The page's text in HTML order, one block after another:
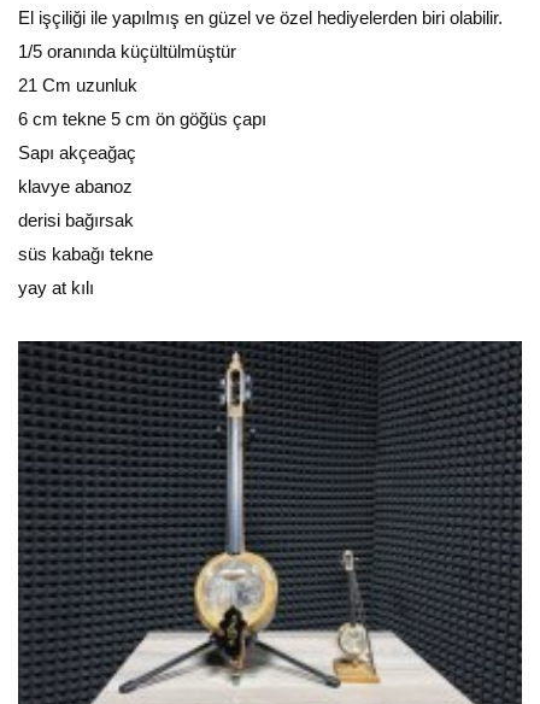
El işçiliği ile yapılmış en güzel ve özel hediyelerden biri olabilir.
1/5 oranında küçültülmüştür
21 Cm uzunluk
6 cm tekne 5 cm ön göğüs çapı
Sapı akçeağaç
klavye abanoz
derisi bağırsak
süs kabağı tekne
yay at kılı